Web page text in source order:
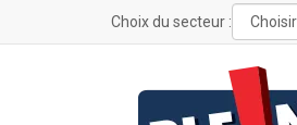
Choix du secteur :